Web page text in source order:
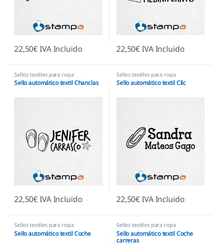
22,50€IVA Incluido 22,50€IVA Incluido
Sellos textiles para ropa
Sello automático textil Chanclas
22,50€IVA Incluido
Sellos textiles para ropa
Sello automático textil Clic
22,50€IVA Incluido
Sellos textiles para ropa
Sello automático textil Coche
Sellos textiles para ropa
Sello automático textil Coche
carreras